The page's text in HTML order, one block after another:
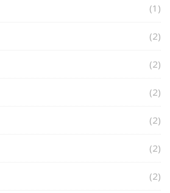
(1)
(2)
(2)
(2)
(2)
(2)
(2)